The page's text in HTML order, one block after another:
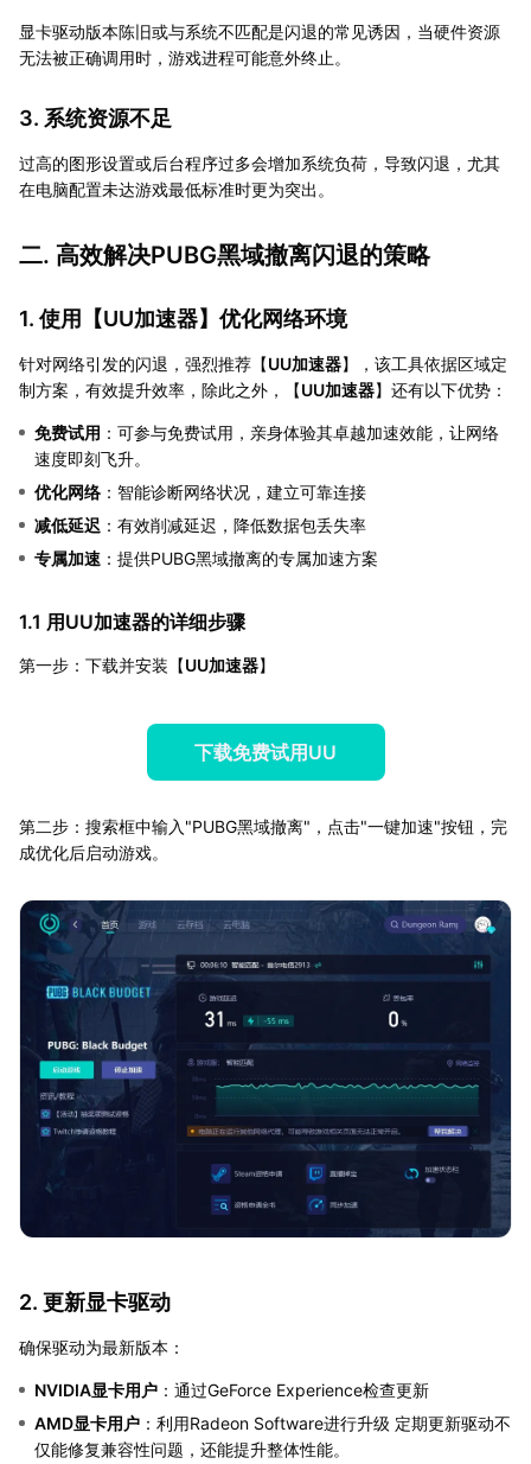
显卡驱动版本陈旧或与系统不匹配是闪退的常见诱因，当硬件资源
无法被正确调用时，游戏进程可能意外终止。
3. 系统资源不足
过高的图形设置或后台程序过多会增加系统负荷，导致闪退，尤其
在电脑配置未达游戏最低标准时更为突出。
二. 高效解决PUBG黑域撤离闪退的策略
1. 使用【UU加速器】优化网络环境
针对网络引发的闪退，强烈推荐【UU加速器】，该工具依据区域定
制方案，有效提升效率，除此之外，【UU加速器】还有以下优势：
免费试用 ：可参与免费试用，亲身体验其卓越加速效能，让网络
速度即刻飞升。
优化网络 ：智能诊断网络状况，建立可靠连接
减低延迟 ：有效削减延迟，降低数据包丢失率
专属加速 ：提供PUBG黑域撤离的专属加速方案
1.1 用UU加速器的详细步骤
第一步：下载并安装【UU加速器】
下载免费试用UU
第二步：搜索框中输入"PUBG黑域撤离"，点击"一键加速"按钮，完
成优化后启动游戏。
2. 更新显卡驱动
确保驱动为最新版本：
NVIDIA显卡用户 ：通过GeForce Experience检查更新
AMD显卡用户 ：利用Radeon Software进行升级 定期更新驱动不
仅能修复兼容性问题，还能提升整体性能。